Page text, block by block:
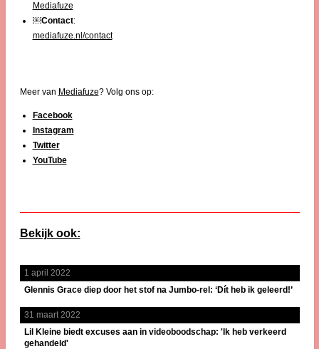
Mediafuze
￼Contact:
mediafuze.nl/contact
Meer van Mediafuze? Volg ons op:
Facebook
Instagram
Twitter
YouTube
Bekijk ook:
1 april 2022
Glennis Grace diep door het stof na Jumbo-rel: ‘Dít heb ik geleerd!’
31 maart 2022
Lil Kleine biedt excuses aan in videoboodschap: 'Ik heb verkeerd
gehandeld'